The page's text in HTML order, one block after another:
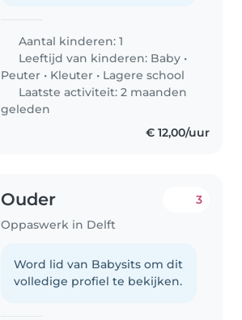
Aantal kinderen: 1
Leeftijd van kinderen: Baby •
Peuter • Kleuter • Lagere school
Laatste activiteit: 2 maanden
geleden
€ 12,00/uur
Ouder
Oppaswerk in Delft
3
Word lid van Babysits om dit
volledige profiel te bekijken.